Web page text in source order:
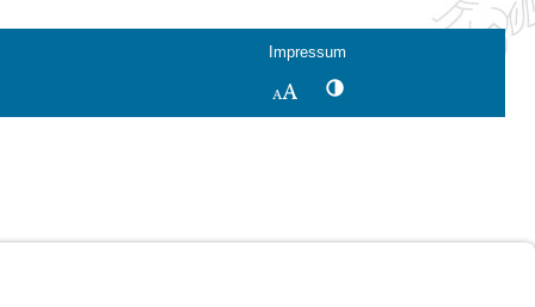
Impressum
SchriftgrößeKontrastwechsel